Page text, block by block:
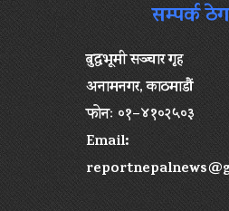
सम्पर्क
बुद्धभूमी सञ्चार गृह
अनामनगर, काठमाडौं
फोनः ०१–४१०२५०३
Email: